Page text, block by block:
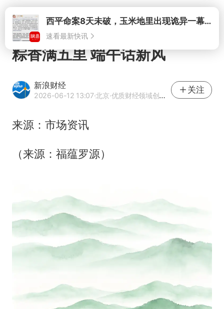
打开
粽香满五里 端午话新风
新浪财经
2026-06-12 13:07·北京·优质财经领域创作者
关注
来源：市场资讯
（来源：福蕴罗源）